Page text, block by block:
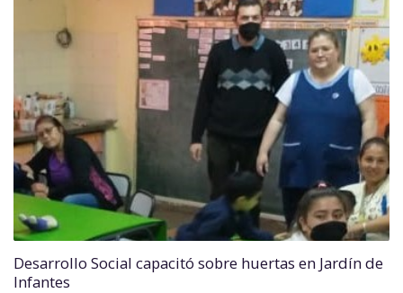
Desarrollo Social capacitó sobre huertas en Jardín de
Infantes